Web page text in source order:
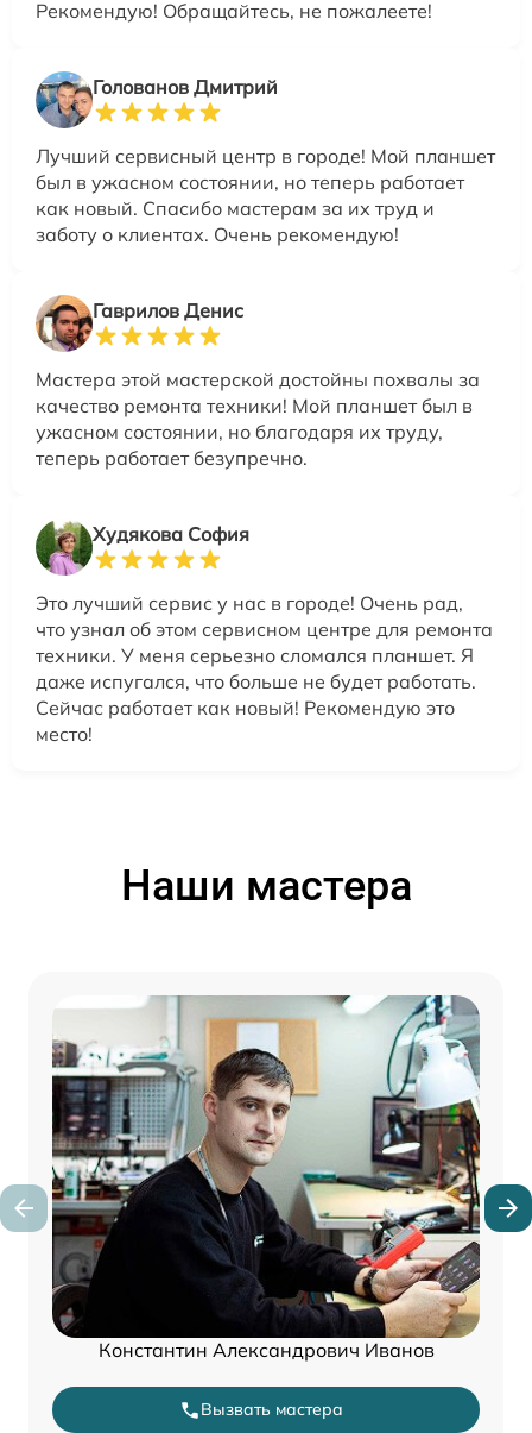
Рекомендую! Обращайтесь, не пожалеете!
Голованов Дмитрий
Лучший сервисный центр в городе! Мой планшет
был в ужасном состоянии, но теперь работает
как новый. Спасибо мастерам за их труд и
заботу о клиентах. Очень рекомендую!
Гаврилов Денис
Мастера этой мастерской достойны похвалы за
качество ремонта техники! Мой планшет был в
ужасном состоянии, но благодаря их труду,
теперь работает безупречно.
Худякова София
Это лучший сервис у нас в городе! Очень рад,
что узнал об этом сервисном центре для ремонта
техники. У меня серьезно сломался планшет. Я
даже испугался, что больше не будет работать.
Сейчас работает как новый! Рекомендую это
место!
Наши мастера
Константин Александрович Иванов
Вызвать мастера